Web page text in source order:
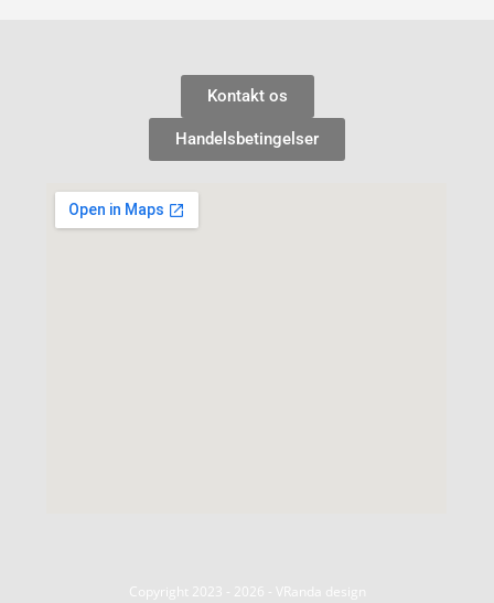
Kontakt os
Handelsbetingelser
Copyright 2023 - 2026 - VRanda design